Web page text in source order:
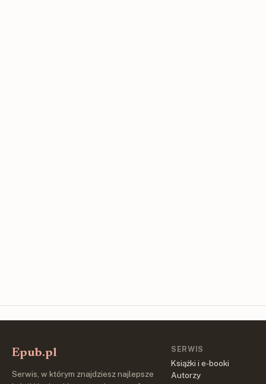
Epub.pl
Serwis, w którym znajdziesz najlepsze
SERWIS
Książki i e-booki
Autorzy